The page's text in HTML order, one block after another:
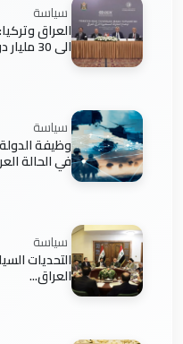
سياسة
العراق
الى 30 مليار دولار سنويا؟...
سياسة
وظيفة
في الحالة
سياسة
التحديات
العراق...